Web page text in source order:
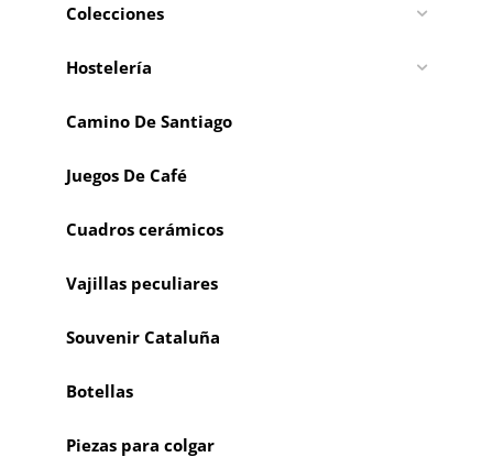
Colecciones
Hostelería
Camino De Santiago
Juegos De Café
Cuadros cerámicos
Vajillas peculiares
Souvenir Cataluña
Botellas
Piezas para colgar